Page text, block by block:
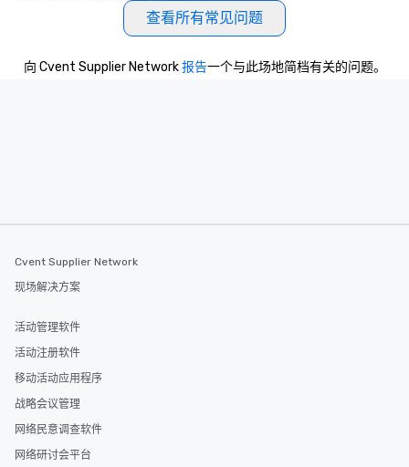
查看所有常见问题
向 Cvent Supplier Network报告一个与此场地简档有关的问题。
Cvent Supplier Network
现场解决方案
活动管理软件
活动注册软件
移动活动应用程序
战略会议管理
网络民意调查软件
网络研讨会平台